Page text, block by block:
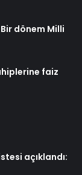
Bir dönem Milli
faiz
açıklandı: